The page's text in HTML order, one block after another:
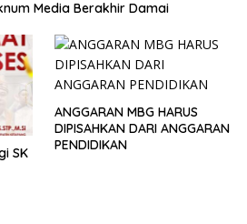
Media Berakhir Damai
SK
ANGGARAN MBG HARUS
DIPISAHKAN DARI ANGGARAN
PENDIDIKAN